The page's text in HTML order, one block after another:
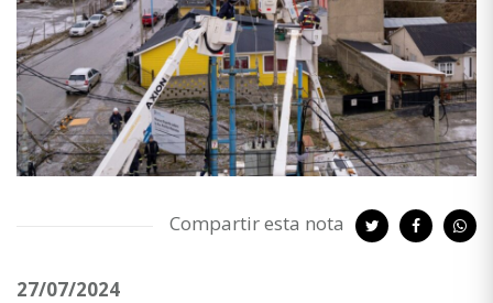
Compartir esta nota
27/07/2024